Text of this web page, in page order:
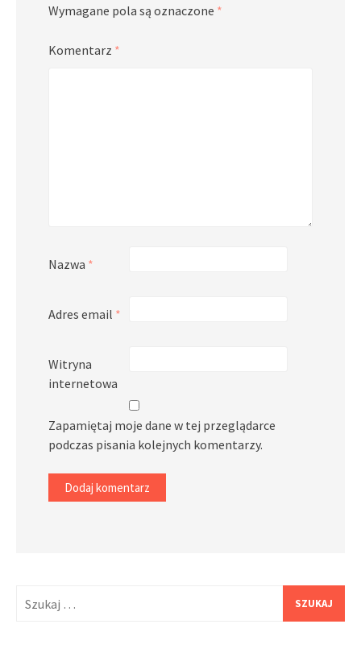
Wymagane pola są oznaczone *
Komentarz *
Nazwa *
Adres email *
Witryna
internetowa
Zapamiętaj moje dane w tej przeglądarce
podczas pisania kolejnych komentarzy.